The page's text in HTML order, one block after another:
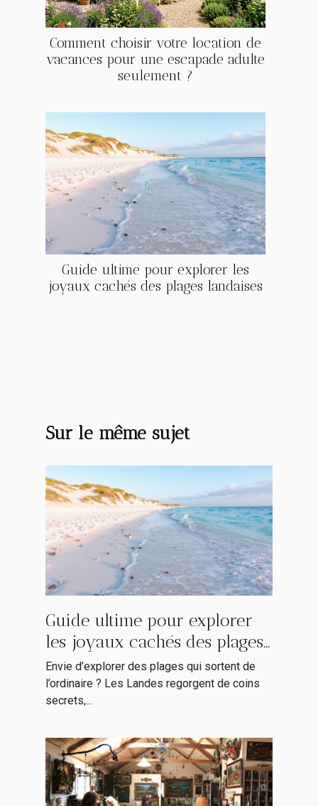
Comment choisir votre location de
vacances pour une escapade adulte
seulement ?
Guide ultime pour explorer les
joyaux cachés des plages landaises
Sur le même sujet
Guide ultime pour explorer
les joyaux cachés des plages
landaises
Envie d’explorer des plages qui sortent de
l’ordinaire ? Les Landes regorgent de coins
secrets,...